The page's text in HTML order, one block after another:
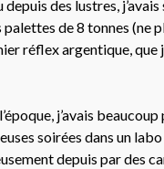
des lustres, j’avais
de 8 tonnes (ne
réflex argentique, que
j’avais
soirées dans un
depuis par des